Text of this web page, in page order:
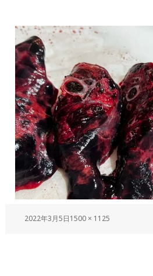
2022年3月5日1500 × 1125